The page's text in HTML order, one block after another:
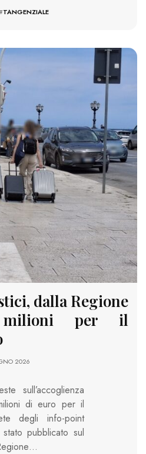
TANGENZIALE
dalla Regione
milioni per il
2026
sull’accoglienza
di euro per il
degli info-point
pubblicato sul